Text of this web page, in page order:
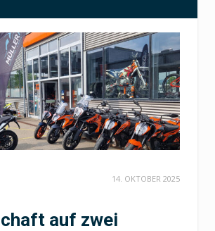
14. OKTOBER 2025
auf zwei